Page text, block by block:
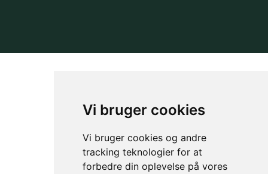
Vi bruger cookies
Vi bruger cookies og andre
tracking teknologier for at
forbedre din oplevelse på vores
OM GAMECHANGER